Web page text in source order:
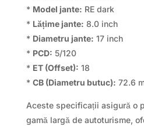
* Model jante: RE dark
* Lățime jante: 8.0 inch
* Diametru jante: 17 inch
* PCD: 5/120
* ET (Offset): 18
* CB (Diametru butuc): 72.6
Aceste specificații asigură o
gamă largă de autoturisme,